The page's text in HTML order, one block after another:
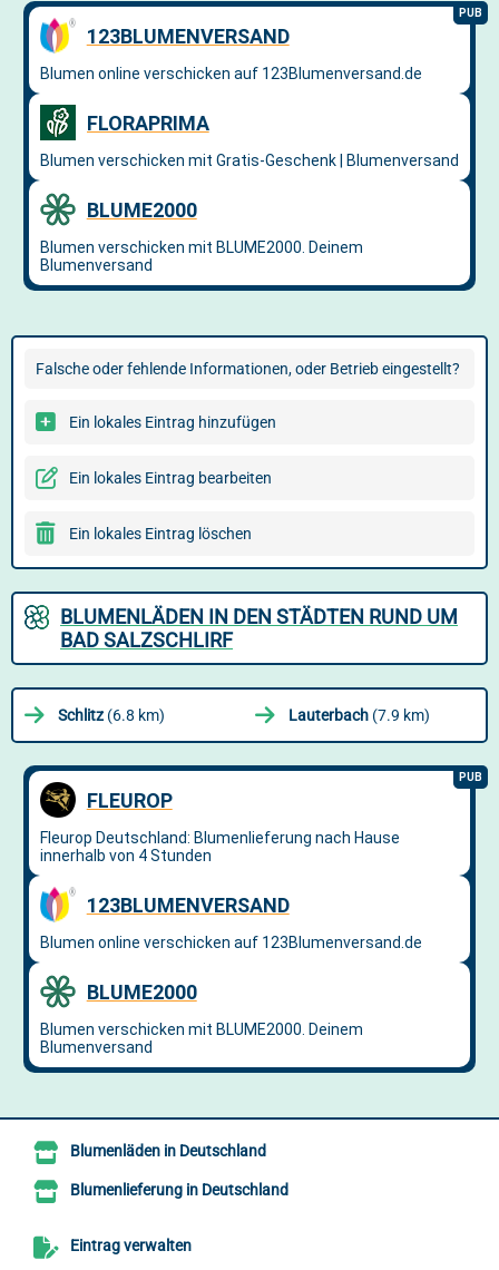
Falsche oder fehlende Informationen, oder Betrieb eingestellt?
Ein lokales Eintrag hinzufügen
Ein lokales Eintrag bearbeiten
Ein lokales Eintrag löschen
BLUMENLÄDEN IN DEN STÄDTEN RUND UM
BAD SALZSCHLIRF
Schlitz (6.8 km) Lauterbach (7.9 km)
Blumenläden in Deutschland
Blumenlieferung in Deutschland
Eintrag verwalten